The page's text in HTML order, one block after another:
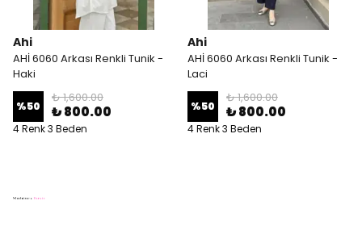
Ahi
AHİ 6060 Arkası Renkli Tunik -
Haki
%50
₺ 1,600.00
₺ 800.00
4 Renk 3 Beden
Ahi
AHİ 6060 Arkası Renkli Tunik -
Laci
%50
₺ 1,600.00
₺ 800.00
4 Renk 3 Beden